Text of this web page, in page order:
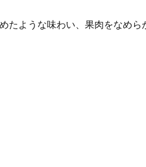
たような味わい、果肉をなめら